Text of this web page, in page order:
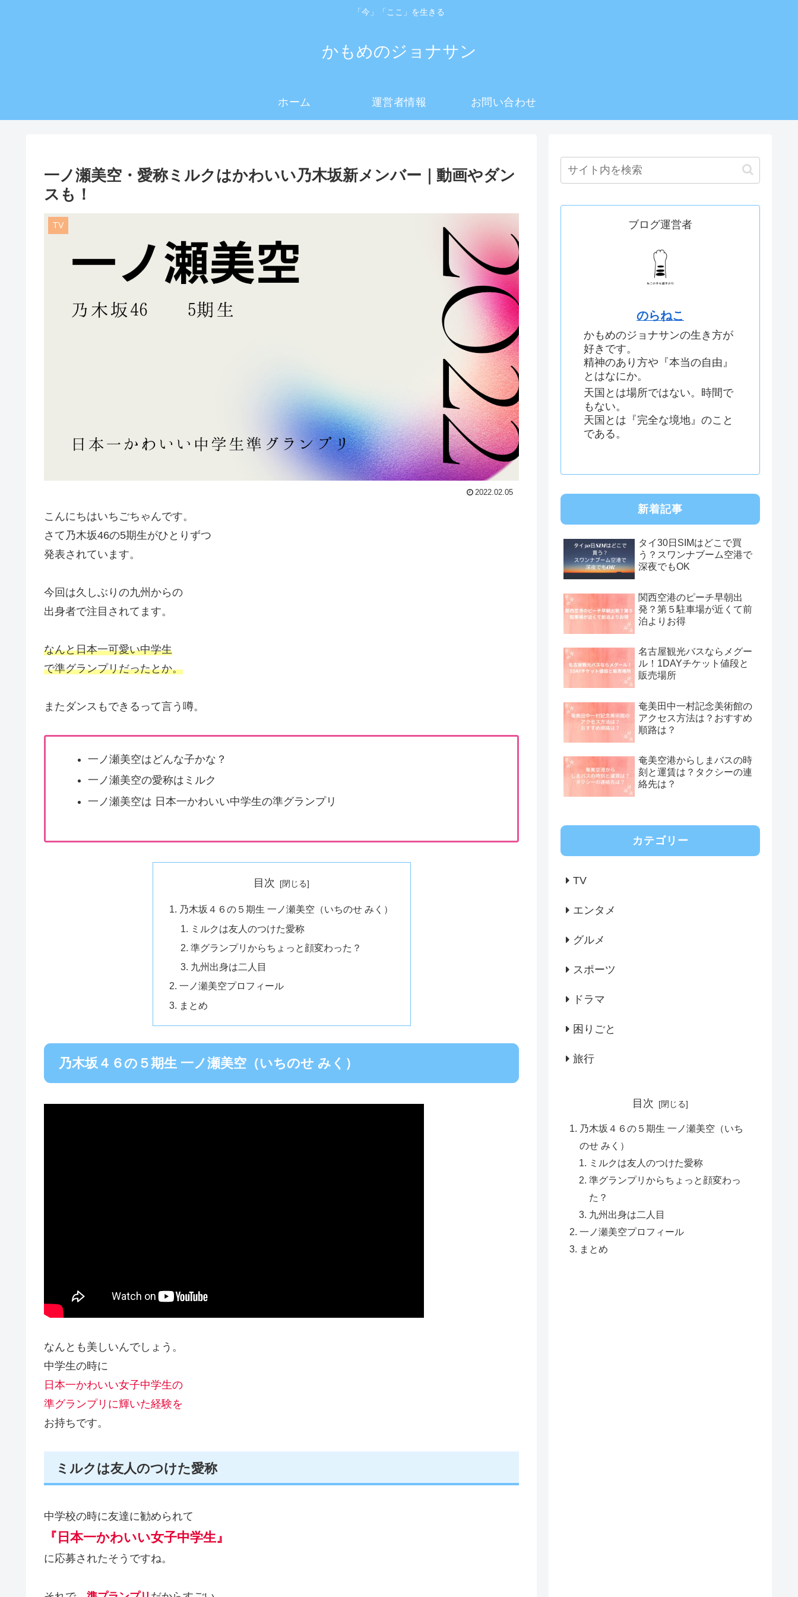
「今」「ここ」を生きる
かもめのジョナサン
ホーム 運営者情報 お問い合わせ
一ノ瀬美空・愛称ミルクはかわいい乃木坂新メンバー｜動画やダン
スも！
TV
2022.02.05
こんにちはいちごちゃんです。
さて乃木坂46の5期生がひとりずつ
発表されています。
今回は久しぶりの九州からの
出身者で注目されてます。
なんと日本一可愛い中学生
で準グランプリだったとか。
またダンスもできるって言う噂。
一ノ瀬美空はどんな子かな？
一ノ瀬美空の愛称はミルク
一ノ瀬美空は 日本一かわいい中学生の準グランプリ
目次
乃木坂４６の５期生 一ノ瀬美空（いちのせ みく）
ミルクは友人のつけた愛称
準グランプリからちょっと顔変わった？
九州出身は二人目
一ノ瀬美空プロフィール
まとめ
乃木坂４６の５期生 一ノ瀬美空（いちのせ みく）
なんとも美しいんでしょう。
中学生の時に
日本一かわいい女子中学生の
準グランプリに輝いた経験を
お持ちです。
ミルクは友人のつけた愛称
中学校の時に友達に勧められて
『日本一かわいい女子中学生』
に応募されたそうですね。
ブログ運営者
のらねこ
かもめのジョナサンの生き方が
好きです。
精神のあり方や『本当の自由』
とはなにか。
天国とは場所ではない。時間で
もない。
天国とは『完全な境地』のこと
である。
新着記事
タイ30日SIMはどこで買
う？スワンナブーム空港で
深夜でもOK
関西空港のピーチ早朝出
発？第５駐車場が近くて前
泊よりお得
名古屋観光バスならメグー
ル！1DAYチケット値段と
販売場所
奄美田中一村記念美術館の
アクセス方法は？おすすめ
順路は？
奄美空港からしまバスの時
刻と運賃は？タクシーの連
絡先は？
カテゴリー
TV
エンタメ
グルメ
スポーツ
ドラマ
困りごと
旅行
目次
乃木坂４６の５期生 一ノ瀬美空（いち
のせ みく）
ミルクは友人のつけた愛称
準グランプリからちょっと顔変わっ
た？
九州出身は二人目
一ノ瀬美空プロフィール
まとめ